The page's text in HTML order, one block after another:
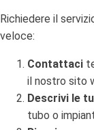
Richiedere il
veloce:
Contattaci
il nostro sito
Descrivi le
tubo o